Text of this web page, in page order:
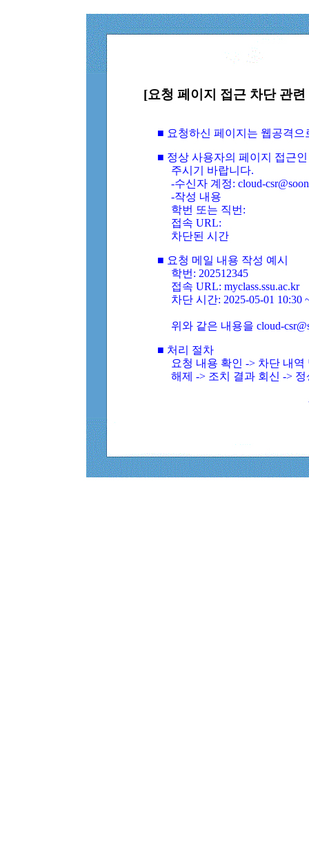
[요청 페이지 접근 차단 관
■ 요청하신 페이지는 웹공격
■ 정상 사용자의 페이지 접근
주시기 바랍니다.
-수신자 계정: cloud-
-작성 내용
학번 또는 직번:
접속 URL:
차단된 시간
■ 요청 메일 내용 작성 예시
학번: 202512345
접속 URL: myclass.ssu.ac.kr
차단 시간: 2025-05-01 10:30
위와 같은 내용을 cloud-
■ 처리 절차
요청 내용 확인 -> 차단 내
해제 -> 조치 결과 회신 ->